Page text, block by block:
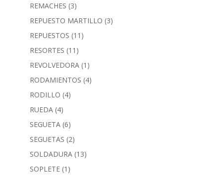
REMACHES (3)
REPUESTO MARTILLO (3)
REPUESTOS (11)
RESORTES (11)
REVOLVEDORA (1)
RODAMIENTOS (4)
RODILLO (4)
RUEDA (4)
SEGUETA (6)
SEGUETAS (2)
SOLDADURA (13)
SOPLETE (1)